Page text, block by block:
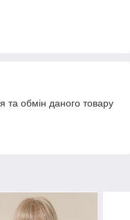
обмін даного товару